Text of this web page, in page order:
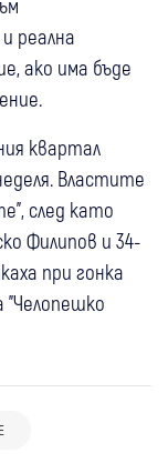
реална
ако има бъде
квартал
Властите
след като
Филипов и 34-
при гонка